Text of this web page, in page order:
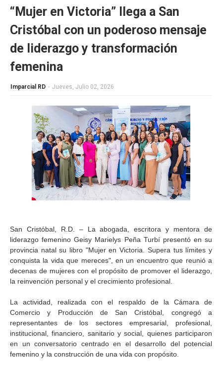
“Mujer en Victoria” llega a San
Cristóbal con un poderoso mensaje
de liderazgo y transformación
femenina
Imparcial RD - Jueves, Julio 02, 2026
San Cristóbal, R.D. – La abogada, escritora y mentora de
liderazgo femenino Geisy Marielys Peña Turbí presentó en su
provincia natal su libro "Mujer en Victoria. Supera tus límites y
conquista la vida que mereces", en un encuentro que reunió a
decenas de mujeres con el propósito de promover el liderazgo,
la reinvención personal y el crecimiento profesional.
La actividad, realizada con el respaldo de la Cámara de
Comercio y Producción de San Cristóbal, congregó a
representantes de los sectores empresarial, profesional,
institucional, financiero, sanitario y social, quienes participaron
en un conversatorio centrado en el desarrollo del potencial
femenino y la construcción de una vida con propósito.